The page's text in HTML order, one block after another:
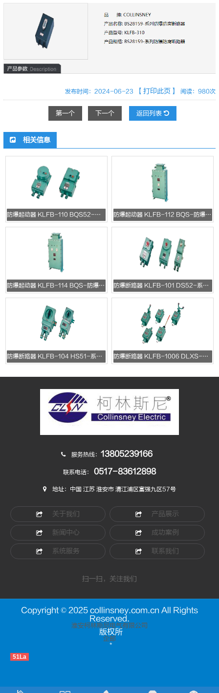
发布时间：2024-06-23 【打印此页】 阅读：980次
第一个 下一个 返回列表
相关信息
防爆起动器 KLFB-110 BQS52-系列防爆电磁起动器 防爆起动器 KLFB-112 BQS-防爆电磁起动器
防爆起动器 KLFB-114 BQS-防爆变频器 防爆断路器 KLFB-101 DS52-系列防爆断路器
防爆断路器 KLFB-104 HS51-系列防爆转换开关 防爆断路器 KLFB-1006 DLXS-系列防爆行程开关
服务热线： 13805239166
联系电话： 0517-83612898
地址：中国 江苏 淮安市 清江浦区富强九区57号
关于我们 产品展示
新闻中心 成功案例
系统服务 联系我们
扫一扫，关注我们
Copyright © 2025 collinsney.com.cn All Rights
Reserved.
淮安柯林斯尼电气有限公司
版权所
企邮
*
51La